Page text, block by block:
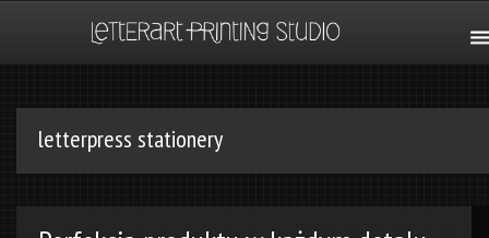
letterpress stationery